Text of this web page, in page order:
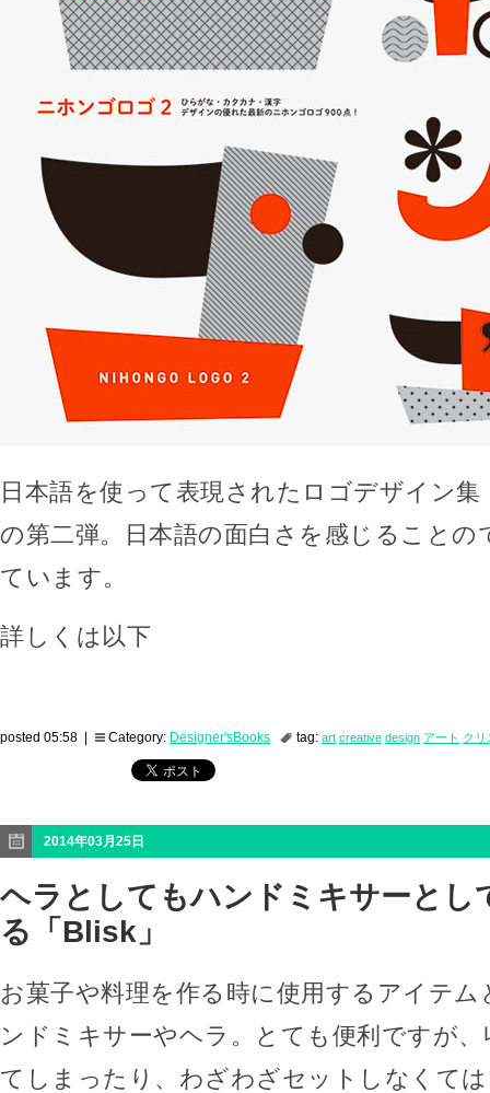
日本語を使って表現されたロゴデザイン
の第二弾。日本語の面白さを感じることの
ています。
詳しくは以下
posted 05:58 | Category: Designer'sBooks tag: art creative design アート クリ
2014年03月25日
ヘラとしてもハンドミキサーとし
る「Blisk」
お菓子や料理を作る時に使用するアイテ
ンドミキサーやヘラ。とても便利ですが
てしまったり、わざわざセットしなくて